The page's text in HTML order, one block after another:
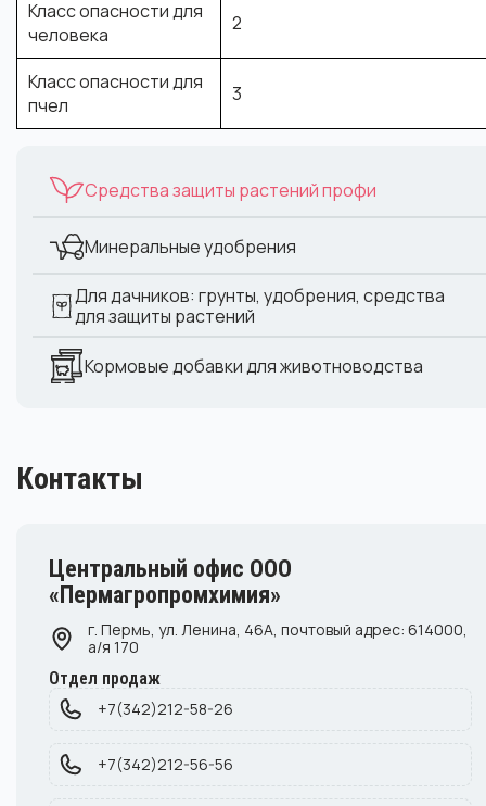
Класс опасности для
человека
2
Класс опасности для
пчел
3
Средства защиты растений профи
Минеральные удобрения
Для дачников: грунты, удобрения, средства
для защиты растений
Кормовые добавки для животноводства
Контакты
Центральный офис ООО
«Пермагропромхимия»
г. Пермь, ул. Ленина, 46А, почтовый адрес: 614000,
а/я 170
Отдел продаж
+7(342)212-58-26
+7(342)212-56-56